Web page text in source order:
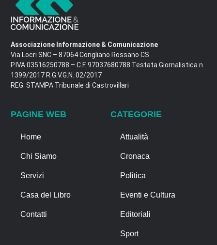
Associazione Informazione & Comunicazione
Via Locri SNC – 87064 Corigliano Rossano CS
P.IVA 03516250788 – C.F. 97037680788 Testata Giornalistica n.
1399/2017 R.G.V.G.N. 02/2017
REG. STAMPA Tribunale di Castrovillari
PAGINE WEB
Home
Chi Siamo
Servizi
Casa del Libro
Contatti
CATEGORIE
Attualità
Cronaca
Politica
Eventi e Cultura
Editoriali
Sport